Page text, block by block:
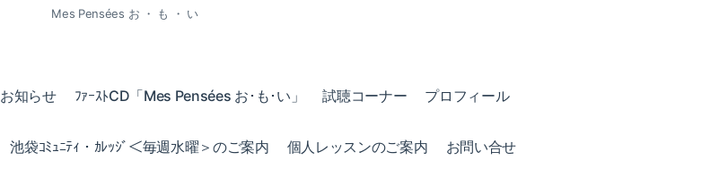
Mes Pensées お ・ も ・ い
お知らせ ﾌｧｰｽﾄCD「Mes Pensées お･も･い」 試聴コーナー プロフィール
池袋ｺﾐｭﾆﾃｨ・ｶﾚｯｼﾞ＜毎週水曜＞のご案内 個人レッスンのご案内 お問い合せ